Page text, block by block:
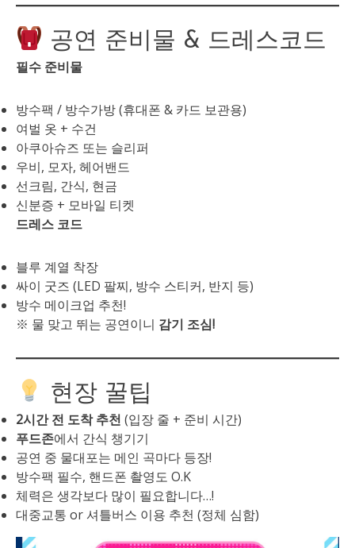
공연 준비물 & 드레스코드
필수 준비물
방수팩 / 방수가방 (휴대폰 & 카드 보관용)
여벌 옷 + 수건
아쿠아슈즈 또는 슬리퍼
우비, 모자, 헤어밴드
선크림, 간식, 현금
신분증 + 모바일 티켓
드레스 코드
블루 계열 착장
싸이 굿즈 (LED 팔찌, 방수 스티커, 반지 등)
방수 메이크업 추천!
※ 물 맞고 뛰는 공연이니 감기 조심!
현장 꿀팁
2시간 전 도착 추천 (입장 줄 + 준비 시간)
푸드존에서 간식 챙기기
공연 중 물대포는 메인 곡마다 등장!
방수팩 필수, 핸드폰 촬영도 O.K
체력은 생각보다 많이 필요합니다…!
대중교통 or 셔틀버스 이용 추천 (정체 심함)